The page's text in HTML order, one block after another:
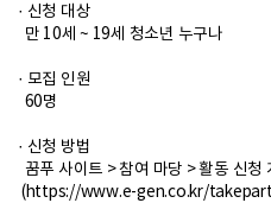
· 신청 대상
만 10세 ~ 19세 청소년 누구나
· 모집 인원
60명
· 신청 방법
꿈푸 사이트 > 참여 마당 > 활동 신청
(https://www.e-gen.co.kr/